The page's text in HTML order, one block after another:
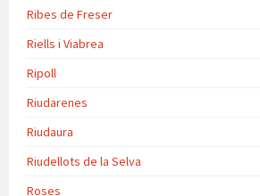
Ribes de Freser
Riells i Viabrea
Ripoll
Riudarenes
Riudaura
Riudellots de la Selva
Roses